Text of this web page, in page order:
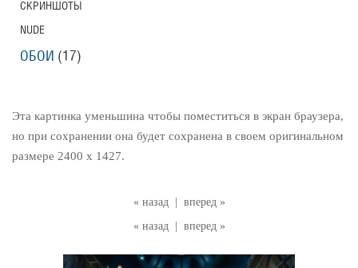
« назад
вперед »
« назад
вперед »
Эта картинка уменьшина чтобы поместиться в экран браузера,
но при сохранении она будет сохранена в своем оригинальном
размере 2400 x 1427.
СКРИНШОТЫ
NUDE
ОБОИ (17)